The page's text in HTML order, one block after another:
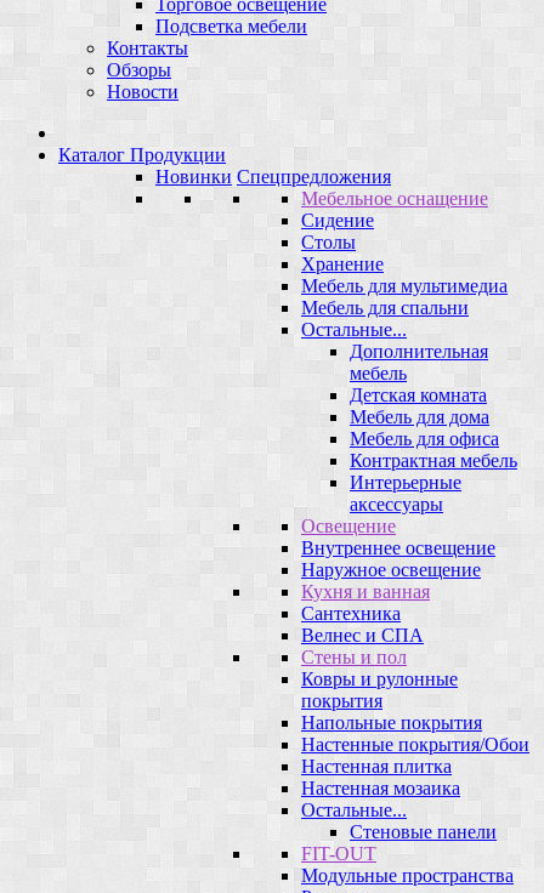
Подсветка мебели
Контакты
Обзоры
Новости
Каталог Продукции
Новинки Спецпредложения
Мебельное оснащение
Сидение
Столы
Хранение
Мебель для мультимедиа
Мебель для спальни
Остальные...
Дополнительная
мебель
Детская комната
Мебель для дома
Мебель для офиса
Контрактная мебель
Интерьерные
аксессуары
Освещение
Внутреннее освещение
Наружное освещение
Кухня и ванная
Сантехника
Велнес и СПА
Стены и пол
Ковры и рулонные
покрытия
Напольные покрытия
Настенные покрытия/Обои
Настенная плитка
Настенная мозаика
Остальные...
Стеновые панели
FIT-OUT
Модульные пространства